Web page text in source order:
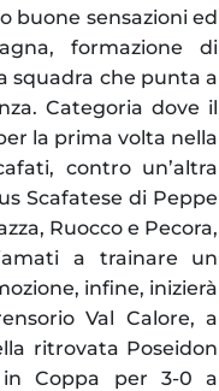
buone sensazioni ed
formazione di
squadra che punta a
Categoria dove il
la prima volta nella
contro un’altra
Scafatese di Peppe
Ruocco e Pecora,
a trainare un
infine, inizierà
Val Calore, a
ritrovata Poseidon
Coppa per 3-0 a